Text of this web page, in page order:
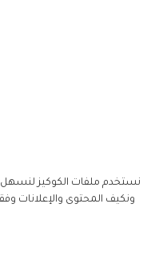
نستخدم ملفات الكوكيز لنسهل
ونكيف المحتوى والإعلانات